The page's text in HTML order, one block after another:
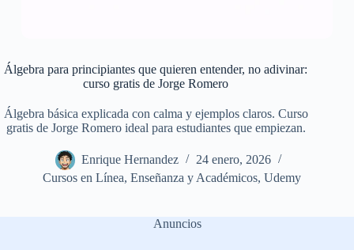
Álgebra para principiantes que quieren entender, no adivinar:
curso gratis de Jorge Romero
Álgebra básica explicada con calma y ejemplos claros. Curso
gratis de Jorge Romero ideal para estudiantes que empiezan.
Enrique Hernandez
24 enero, 2026
Cursos en Línea, Enseñanza y Académicos, Udemy
Anuncios